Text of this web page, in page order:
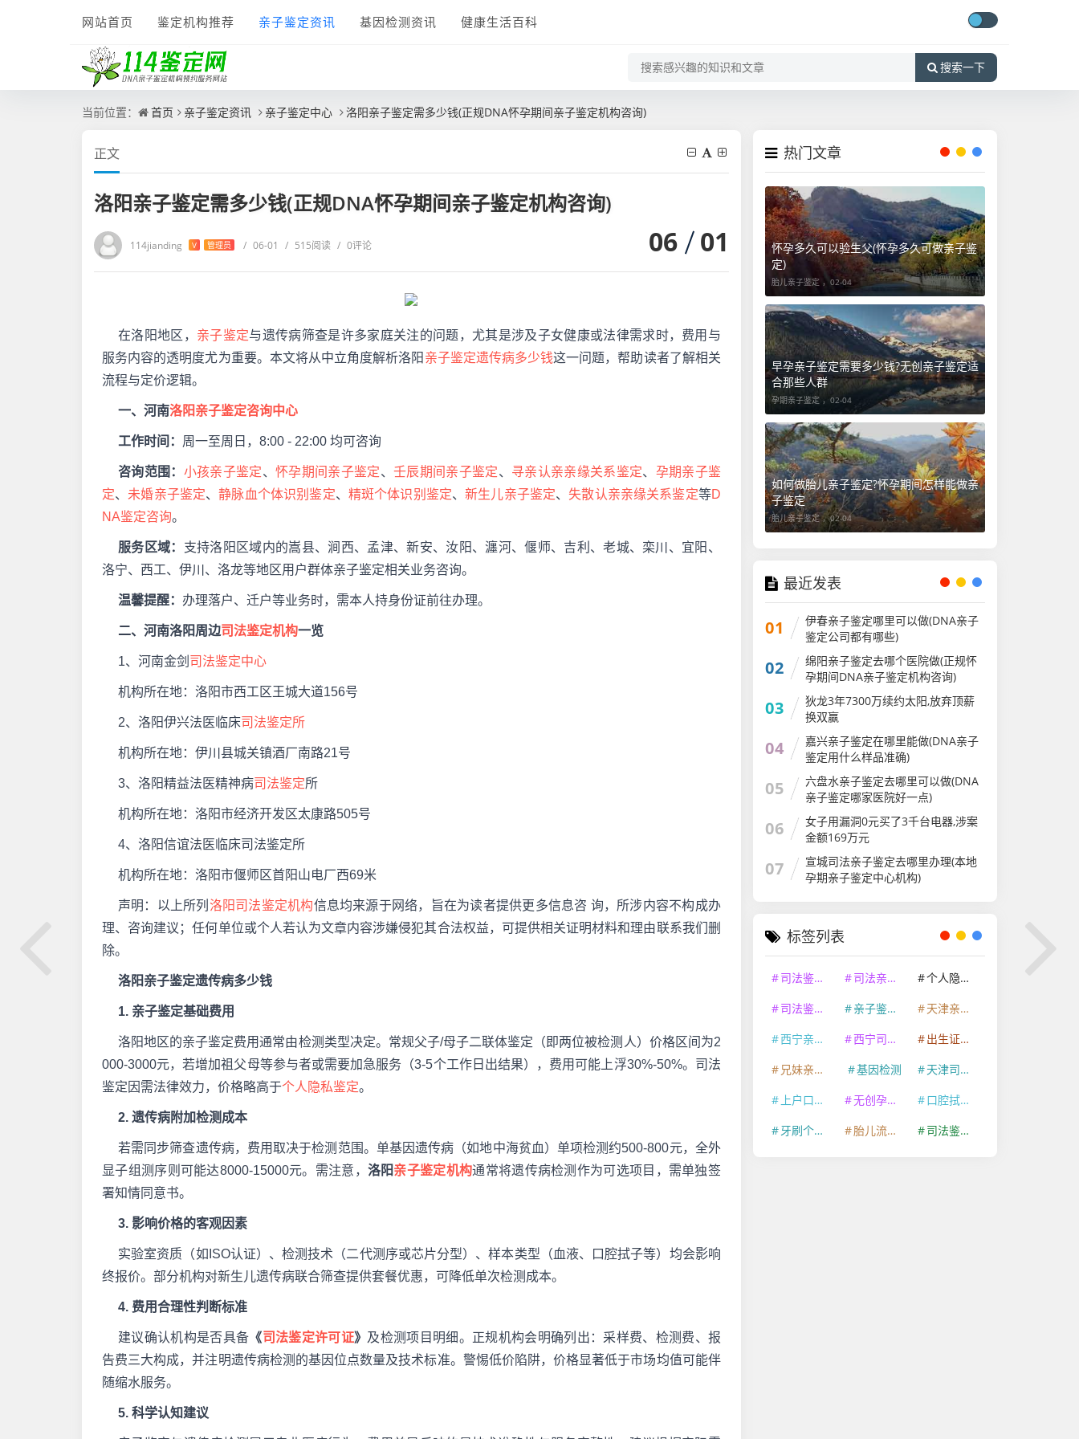
网站首页 鉴定机构推荐 亲子鉴定资讯 基因检测资讯 健康生活百科
搜索一下
当前位置： 首页 亲子鉴定资讯 亲子鉴定中心 洛阳亲子鉴定需多少钱(正规DNA怀孕期间亲子鉴定机构咨询)
正文
洛阳亲子鉴定需多少钱(正规DNA怀孕期间亲子鉴定机构咨询)
114jianding V 管理员 / 06-01 / 515阅读 / 0评论 06 01
在洛阳地区， 亲子鉴定与遗传病筛查是许多家庭关注的问题，尤其是涉及子女健康或法律需求时，费用与
服务内容的透明度尤为重要。本文将从中立角度解析洛阳 亲子鉴定遗传病多少钱这一问题，帮助读者了解相关
流程与定价逻辑。
一、河南洛阳亲子鉴定咨询中心
工作时间： 周一至周日，8:00 - 22:00 均可咨询
咨询范围： 小孩亲子鉴定、 怀孕期间亲子鉴定、 壬辰期间亲子鉴定、 寻亲认亲亲缘关系鉴定、 孕期亲子鉴
定、 未婚亲子鉴定、静脉血个体识别鉴定、 精斑个体识别鉴定、新生儿亲子鉴定、失散认亲亲缘关系鉴定等D
NA鉴定咨询。
服务区域： 支持洛阳区域内的嵩县、涧西、孟津、新安、汝阳、瀍河、偃师、吉利、老城、栾川、宜阳、
洛宁、西工、伊川、洛龙等地区用户群体亲子鉴定相关业务咨询。
温馨提醒： 办理落户、迁户等业务时，需本人持身份证前往办理。
二、河南洛阳周边司法鉴定机构一览
1、河南金剑 司法鉴定中心
机构所在地：洛阳市西工区王城大道156号
2、洛阳伊兴法医临床司法鉴定所
机构所在地：伊川县城关镇酒厂南路21号
3、洛阳精益法医精神病司法鉴定所
机构所在地：洛阳市经济开发区太康路505号
4、洛阳信谊法医临床司法鉴定所
机构所在地：洛阳市偃师区首阳山电厂西69米
声明：以上所列 洛阳司法鉴定机构信息均来源于网络，旨在为读者提供更多信息咨 询，所涉内容不构成办
理、咨询建议；任何单位或个人若认为文章内容涉嫌侵犯其合法权益，可提供相关证明材料和理由联系我们删
除。
洛阳亲子鉴定遗传病多少钱
1. 亲子鉴定基础费用
洛阳地区的亲子鉴定费用通常由检测类型决定。常规父子/母子二联体鉴定（即两位被检测人）价格区间为2
000-3000元，若增加祖父母等参与者或需要加急服务（3-5个工作日出结果），费用可能上浮30%-50%。司法
鉴定因需法律效力，价格略高于个人隐私鉴定。
2. 遗传病附加检测成本
若需同步筛查遗传病，费用取决于检测范围。单基因遗传病（如地中海贫血）单项检测约500-800元，全外
显子组测序则可能达8000-15000元。需注意， 洛阳亲子鉴定机构通常将遗传病检测作为可选项目，需单独签
署知情同意书。
3. 影响价格的客观因素
实验室资质（如ISO认证）、检测技术（二代测序或芯片分型）、样本类型（血液、口腔拭子等）均会影响
终报价。部分机构对新生儿遗传病联合筛查提供套餐优惠，可降低单次检测成本。
4. 费用合理性判断标准
建议确认机构是否具备 《司法鉴定许可证》 及检测项目明细。正规机构会明确列出：采样费、检测费、报
告费三大构成，并注明遗传病检测的基因位点数量及技术标准。警惕低价陷阱，价格显著低于市场均值可能伴
随缩水服务。
5. 科学认知建议
热门文章
怀孕多久可以验生父(怀孕多久可做亲子鉴
定)
胎儿亲子鉴定 ， 02-04
早孕亲子鉴定需要多少钱?无创亲子鉴定适
合那些人群
孕期亲子鉴定 ， 02-04
如何做胎儿亲子鉴定?怀孕期间怎样能做亲
子鉴定
胎儿亲子鉴定 ，02-04
最近发表
01
伊春亲子鉴定哪里可以做(DNA亲子
鉴定公司都有哪些)
02
绵阳亲子鉴定去哪个医院做(正规怀
孕期间DNA亲子鉴定机构咨询)
03
狄龙3年7300万续约太阳,放弃顶薪
换双赢
04
嘉兴亲子鉴定在哪里能做(DNA亲子
鉴定用什么样品准确)
05
六盘水亲子鉴定去哪里可以做(DNA
亲子鉴定哪家医院好一点)
06
女子用漏洞0元买了3千台电器,涉案
金额169万元
07
宣城司法亲子鉴定去哪里办理(本地
孕期亲子鉴定中心机构)
标签列表
司法鉴定机构 司法亲子鉴定
个人隐私亲子鉴定
司法鉴定资质
亲子鉴定机构
天津亲子鉴定咨询中心
西宁亲子鉴定咨询中心
西宁司法鉴定机构
出生证明亲子鉴定
兄妹亲缘关系鉴定
基因检测
天津司法鉴定机构
上户口亲子鉴定
无创孕期亲子鉴定
口腔拭子个体识别鉴定
牙刷个体识别鉴定
胎儿流产物个体识别鉴定 司法鉴定许可证